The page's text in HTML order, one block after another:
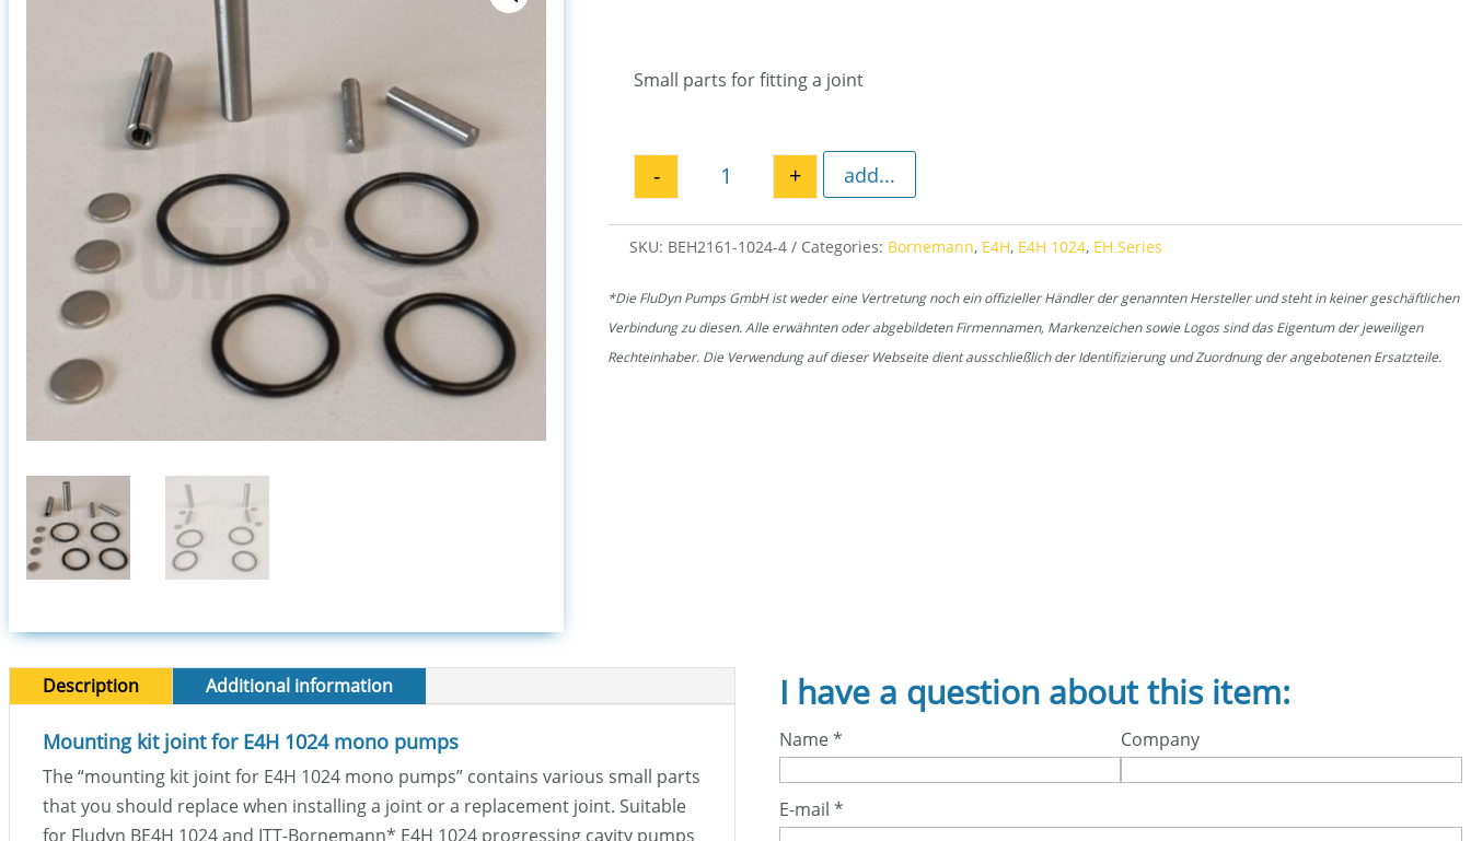
Small parts for fitting a joint
Mounting kit joint E4H 1024 quantity
- + add...
SKU: BEH2161-1024-4 Categories: Bornemann, E4H, E4H 1024, EH Series
*Die FluDyn Pumps GmbH ist weder eine Vertretung noch ein offizieller Händler der genannten Hersteller und steht in keiner geschäftlichen
Verbindung zu diesen. Alle erwähnten oder abgebildeten Firmennamen, Markenzeichen sowie Logos sind das Eigentum der jeweiligen
Rechteinhaber. Die Verwendung auf dieser Webseite dient ausschließlich der Identifizierung und Zuordnung der angebotenen Ersatzteile.
Description Additional information
Mounting kit joint for E4H 1024 mono pumps
The “mounting kit joint for E4H 1024 mono pumps” contains various small parts
that you should replace when installing a joint or a replacement joint. Suitable
for Fludyn BE4H 1024 and ITT-Bornemann* E4H 1024 progressing cavity pumps
I have a question about this item:
Name* Company
E-mail *